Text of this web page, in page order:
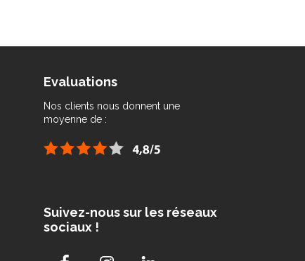
Evaluations
Nos clients nous donnent une
moyenne de :
Suivez-nous sur les réseaux
sociaux !